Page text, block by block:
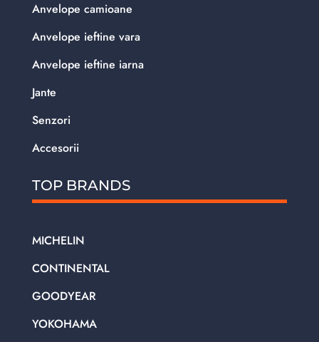
Anvelope camioane
Anvelope ieftine vara
Anvelope ieftine iarna
Jante
Senzori
Accesorii
TOP BRANDS
MICHELIN
CONTINENTAL
GOODYEAR
YOKOHAMA